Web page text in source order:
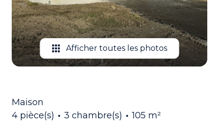
Afficher toutes les photos
Maison
4 pièce(s)
3 chambre(s) 105 m²